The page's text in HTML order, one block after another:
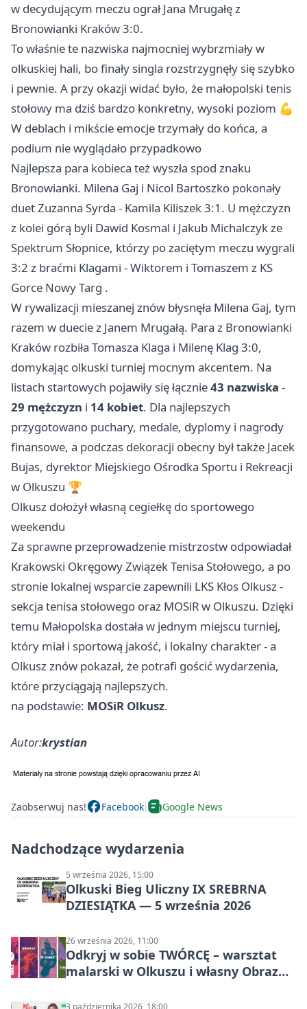
w decydującym meczu ograł Jana Mrugałę z
Bronowianki Kraków 3:0.
To właśnie te nazwiska najmocniej wybrzmiały w
olkuskiej hali, bo finały singla rozstrzygnęły się szybko
i pewnie. A przy okazji widać było, że małopolski tenis
stołowy ma dziś bardzo konkretny, wysoki poziom 💪
W deblach i mikście emocje trzymały do końca, a
podium nie wyglądało przypadkowo
Najlepsza para kobieca też wyszła spod znaku
Bronowianki. Milena Gaj i Nicol Bartoszko pokonały
duet Zuzanna Syrda - Kamila Kiliszek 3:1. U mężczyzn
z kolei górą byli Dawid Kosmal i Jakub Michalczyk ze
Spektrum Słopnice, którzy po zaciętym meczu wygrali
3:2 z braćmi Klagami - Wiktorem i Tomaszem z KS
Gorce Nowy Targ .
W rywalizacji mieszanej znów błysnęła Milena Gaj, tym
razem w duecie z Janem Mrugałą. Para z Bronowianki
Kraków rozbiła Tomasza Klaga i Milenę Klag 3:0,
domykając olkuski turniej mocnym akcentem. Na
listach startowych pojawiły się łącznie43 nazwiska -
29 mężczyzn i 14 kobiet. Dla najlepszych
przygotowano puchary, medale, dyplomy i nagrody
finansowe, a podczas dekoracji obecny był także Jacek
Bujas, dyrektor Miejskiego Ośrodka Sportu i Rekreacji
w Olkuszu 🏆
Olkusz dołożył własną cegiełkę do sportowego
weekendu
Za sprawne przeprowadzenie mistrzostw odpowiadał
Krakowski Okręgowy Związek Tenisa Stołowego, a po
stronie lokalnej wsparcie zapewnili LKS Kłos Olkusz -
sekcja tenisa stołowego oraz MOSiR w Olkuszu. Dzięki
temu Małopolska dostała w jednym miejscu turniej,
który miał i sportową jakość, i lokalny charakter - a
Olkusz znów pokazał, że potrafi gościć wydarzenia,
które przyciągają najlepszych.
na podstawie: MOSiR Olkusz.
Autor:krystian
Zaobserwuj nas! Facebook Google News
Nadchodzące wydarzenia
5 września 2026, 15:00
Olkuski Bieg Uliczny IX SREBRNA
DZIESIĄTKA — 5 września 2026
26 września 2026, 11:00
Odkryj w sobie TWÓRCĘ – warsztat
malarski w Olkuszu i własny Obraz